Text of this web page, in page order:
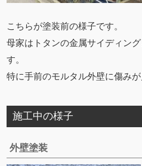
こちらが塗装前の様子です。
母家はトタンの金属サイディン
す。
特に手前のモルタル外壁に傷みが
施工中の様子
外壁塗装